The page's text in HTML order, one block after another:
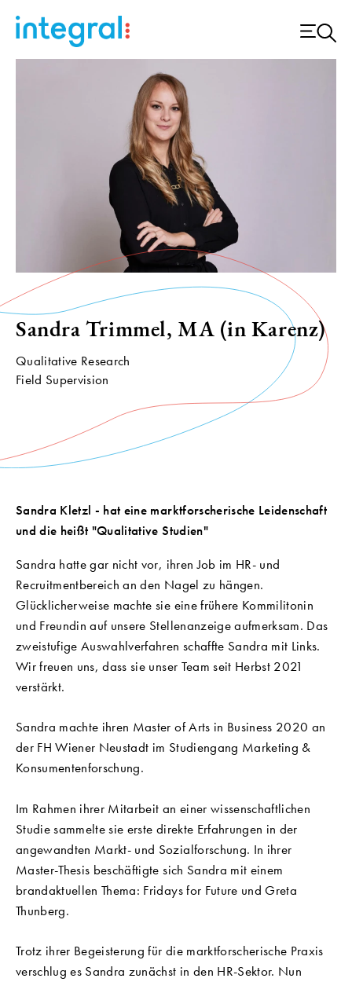
Sandra Trimmel, MA (in Karenz)
Qualitative Research
Field Supervision
Sandra Kletzl - hat eine marktforscherische Leidenschaft
und die heißt "Qualitative Studien"
Sandra hatte gar nicht vor, ihren Job im HR- und
Recruitmentbereich an den Nagel zu hängen.
Glücklicherweise machte sie eine frühere Kommilitonin
und Freundin auf unsere Stellenanzeige aufmerksam. Das
zweistufige Auswahlverfahren schaffte Sandra mit Links.
Wir freuen uns, dass sie unser Team seit Herbst 2021
verstärkt.
Sandra machte ihren Master of Arts in Business 2020 an
der FH Wiener Neustadt im Studiengang Marketing &
Konsumentenforschung.
Im Rahmen ihrer Mitarbeit an einer wissenschaftlichen
Studie sammelte sie erste direkte Erfahrungen in der
angewandten Markt- und Sozialforschung. In ihrer
Master-Thesis beschäftigte sich Sandra mit einem
brandaktuellen Thema: Fridays for Future und Greta
Thunberg.
Trotz ihrer Begeisterung für die marktforscherische Praxis
verschlug es Sandra zunächst in den HR-Sektor. Nun